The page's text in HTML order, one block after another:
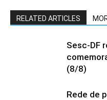
RELATED ARTICLES
Sesc-DF
(8/8)
Rede de